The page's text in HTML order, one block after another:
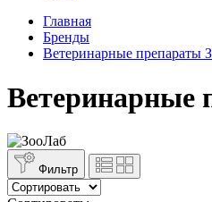
Главная
Бренды
Ветеринарные препараты
Ветеринарные
Фильтр